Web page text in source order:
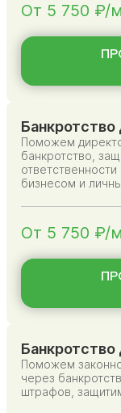
От 5 750 ₽/
Поможем
банкротство,
бизнесом и
От 5 750 ₽/
Поможем
через
штрафов,